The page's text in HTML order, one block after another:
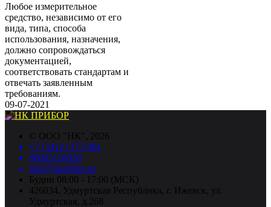
Любое измерительное
средство, независимо от его
вида, типа, способа
использования, назначения,
должно сопровождаться
документацией,
соответствовать стандартам и
отвечать заявленным
требованиям.
09-07-2021
© ООО "НК", 2026
+7 (3412) 277-001
88005118036
info@nkpribor.ru
Будни 08:00 - 17:00 (МСК)
426034, Удмуртская Республика, г. Ижевск, ул.
Удмуртская, д.268